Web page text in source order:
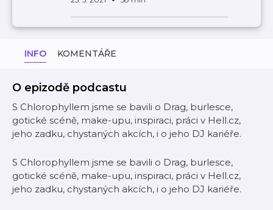
INFO KOMENTÁŘE
O epizodě podcastu
S Chlorophyllem jsme se bavili o Drag, burlesce,
gotické scéně, make-upu, inspiraci, práci v Hell.cz,
jeho zadku, chystaných akcích, i o jeho DJ kariéře.
S Chlorophyllem jsme se bavili o Drag, burlesce,
gotické scéně, make-upu, inspiraci, práci v Hell.cz,
jeho zadku, chystaných akcích, i o jeho DJ kariéře.